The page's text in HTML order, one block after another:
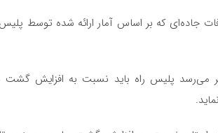
جاده‌ای که بر اساس آمار ارائه شده توسط پلیس
می‌رسد پلیس راه باید نسبت به افزایش گشت